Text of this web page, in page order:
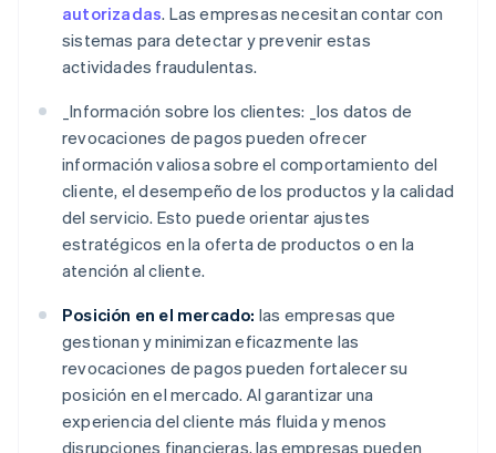
autorizadas. Las empresas necesitan contar con
sistemas para detectar y prevenir estas
actividades fraudulentas.
_Información sobre los clientes: _ los datos de
revocaciones de pagos pueden ofrecer
información valiosa sobre el comportamiento del
cliente, el desempeño de los productos y la calidad
del servicio. Esto puede orientar ajustes
estratégicos en la oferta de productos o en la
atención al cliente.
Posición en el mercado: las empresas que
gestionan y minimizan eficazmente las
revocaciones de pagos pueden fortalecer su
posición en el mercado. Al garantizar una
experiencia del cliente más fluida y menos
disrupciones financieras, las empresas pueden